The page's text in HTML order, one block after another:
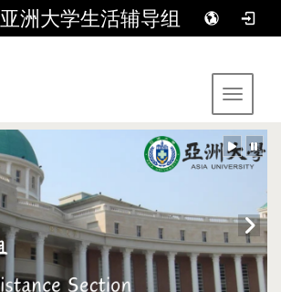
亚洲大学生活辅导组
Toggle